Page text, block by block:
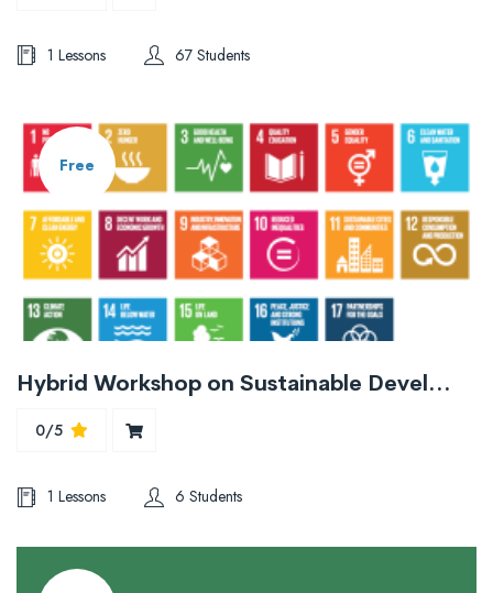
1 Lessons 67 Students
Free
Hybrid Workshop on Sustainable Development Goals with Emphasis on Three Pillars
0/5
1 Lessons 6 Students